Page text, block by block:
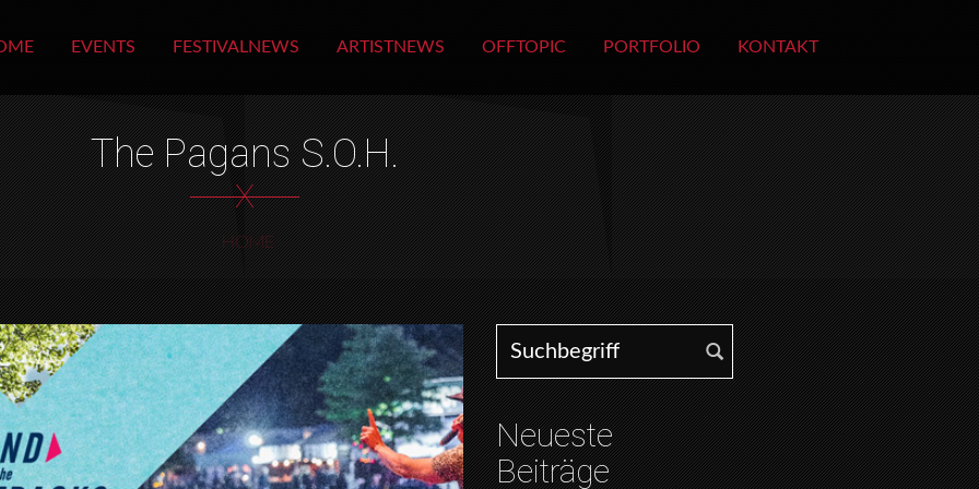
EVENTS FESTIVALNEWS ARTISTNEWS OFFTOPIC PORTFOLIO KONTAKT
The Pagans S.O.H.
X
HOME
Search for:
Neueste
Beiträge